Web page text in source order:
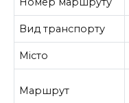
Вид транспорту
Місто
Маршрут